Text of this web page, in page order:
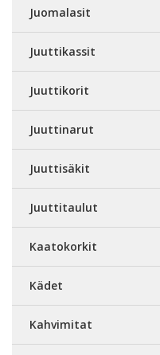
Juomalasit
Juuttikassit
Juuttikorit
Juuttinarut
Juuttisäkit
Juuttitaulut
Kaatokorkit
Kädet
Kahvimitat